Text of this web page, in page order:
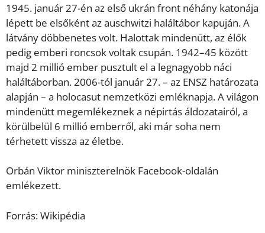
1945. január 27-én az első ukrán front néhány katonája
lépett be elsőként az auschwitzi haláltábor kapuján. A
látvány döbbenetes volt. Halottak mindenütt, az élők
pedig emberi roncsok voltak csupán. 1942–45 között
majd 2 millió ember pusztult el a legnagyobb náci
haláltáborban. 2006-tól január 27. – az ENSZ határozata
alapján – a holocasut nemzetközi emléknapja. A világon
mindenütt megemlékeznek a népirtás áldozatairól, a
körülbelül 6 millió emberről, aki már soha nem
térhetett vissza az életbe.
Orbán Viktor miniszterelnök Facebook-oldalán
emlékezett.
Forrás: Wikipédia